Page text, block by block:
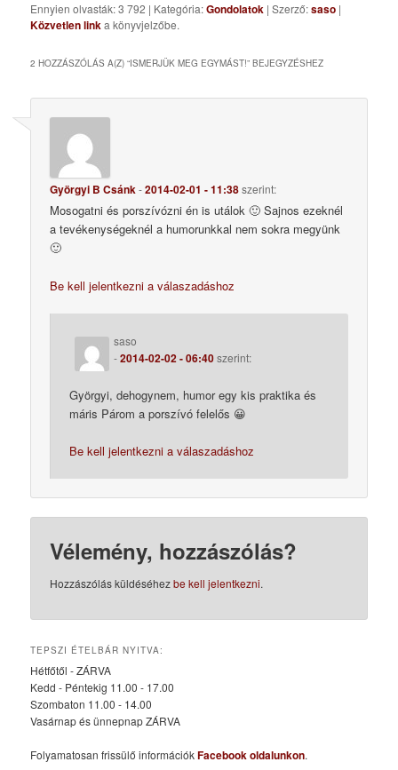
Ennyien olvasták: 3 792 | Kategória:Gondolatok | Szerző:saso |
Közvetlen linka könyvjelzőbe.
2 HOZZÁSZÓLÁS A(Z) “ISMERJÜK MEG EGYMÁST!” BEJEGYZÉSHEZ
Györgyi B Csánk-2014-02-01 - 11:38szerint:
Mosogatni és porszívózni én is utálok 🙂 Sajnos ezeknél
a tevékenységeknél a humorunkkal nem sokra megyünk
🙂
Be kell jelentkezni a válaszadáshoz
saso
-2014-02-02 - 06:40szerint:
Györgyi, dehogynem, humor egy kis praktika és
máris Párom a porszívó felelős 😀
Be kell jelentkezni a válaszadáshoz
Vélemény, hozzászólás?
Hozzászólás küldéséhezbe kell jelentkezni.
TEPSZI ÉTELBÁR NYITVA:
Hétfőtől - ZÁRVA
Kedd - Péntekig 11.00 - 17.00
Szombaton 11.00 - 14.00
Vasárnap és ünnepnap ZÁRVA
Folyamatosan frissülő információkFacebook oldalunkon.